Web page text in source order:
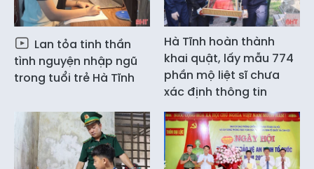
Lan tỏa tinh thần
tình nguyện nhập ngũ
trong tuổi trẻ Hà Tĩnh
Hà Tĩnh hoàn thành
khai quật, lấy mẫu 774
phần mộ liệt sĩ chưa
xác định thông tin